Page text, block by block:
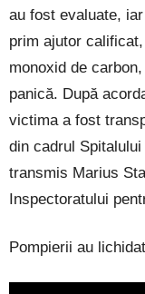
au fost evaluate,
prim ajutor
monoxid de
panică. După
victima a fost
din cadrul
transmis Marius
Inspectoratului
Pompierii au